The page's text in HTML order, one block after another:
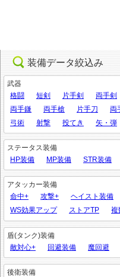
装備データ絞込み
武器
格闘
短剣 片手剣 両手剣
両手鎌
両手槍 片手刀 両
弓術
射撃 投てき 矢・弾
ステータス装備
HP装備
MP装備 STR装備
アタッカー装備
命中+
攻撃+ ヘイスト装備
WS効果アップ
ストアTP 複
盾(タンク)装備
敵対心+
回避装備 魔回避
後衛装備